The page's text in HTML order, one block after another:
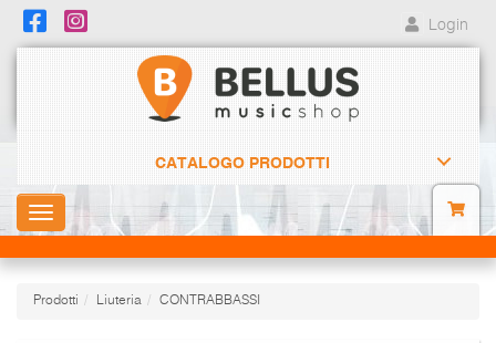
Login
CATALOGO PRODOTTI
Toggle
navigation
Prodotti Liuteria CONTRABBASSI